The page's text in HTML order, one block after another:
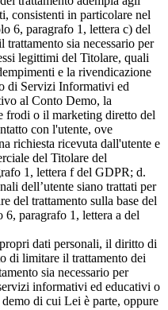
consistenti in particolare nel
6, paragrafo 1, lettera c) del
sia necessario per
legittimi del Titolare, quali
e la rivendicazione
di Servizi Informativi ed
al Conto Demo, la
frodi o il marketing diretto del
con l'utente, ove
richiesta ricevuta dall'utente e
del Titolare del
1, lettera f del GDPR; d.
dell’utente siano trattati per
del trattamento sulla base del
6, paragrafo 1, lettera a del
dati personali, il diritto di
di limitare il trattamento dei
sia necessario per
informativi ed educativi o
di cui Lei è parte, oppure